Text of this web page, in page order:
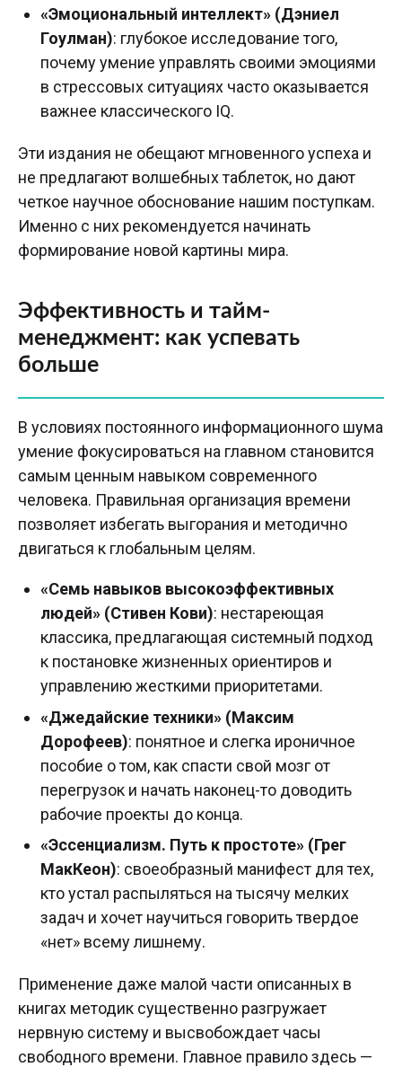
«Эмоциональный интеллект» (Дэниел
Гоулман): глубокое исследование того,
почему умение управлять своими эмоциями
в стрессовых ситуациях часто оказывается
важнее классического IQ.
Эти издания не обещают мгновенного успеха и
не предлагают волшебных таблеток, но дают
четкое научное обоснование нашим поступкам.
Именно с них рекомендуется начинать
формирование новой картины мира.
Эффективность и тайм-
менеджмент: как успевать
больше
В условиях постоянного информационного шума
умение фокусироваться на главном становится
самым ценным навыком современного
человека. Правильная организация времени
позволяет избегать выгорания и методично
двигаться к глобальным целям.
«Семь навыков высокоэффективных
людей» (Стивен Кови): нестареющая
классика, предлагающая системный подход
к постановке жизненных ориентиров и
управлению жесткими приоритетами.
«Джедайские техники» (Максим
Дорофеев): понятное и слегка ироничное
пособие о том, как спасти свой мозг от
перегрузок и начать наконец-то доводить
рабочие проекты до конца.
«Эссенциализм. Путь к простоте» (Грег
МакКеон): своеобразный манифест для тех,
кто устал распыляться на тысячу мелких
задач и хочет научиться говорить твердое
«нет» всему лишнему.
Применение даже малой части описанных в
книгах методик существенно разгружает
нервную систему и высвобождает часы
свободного времени. Главное правило здесь —